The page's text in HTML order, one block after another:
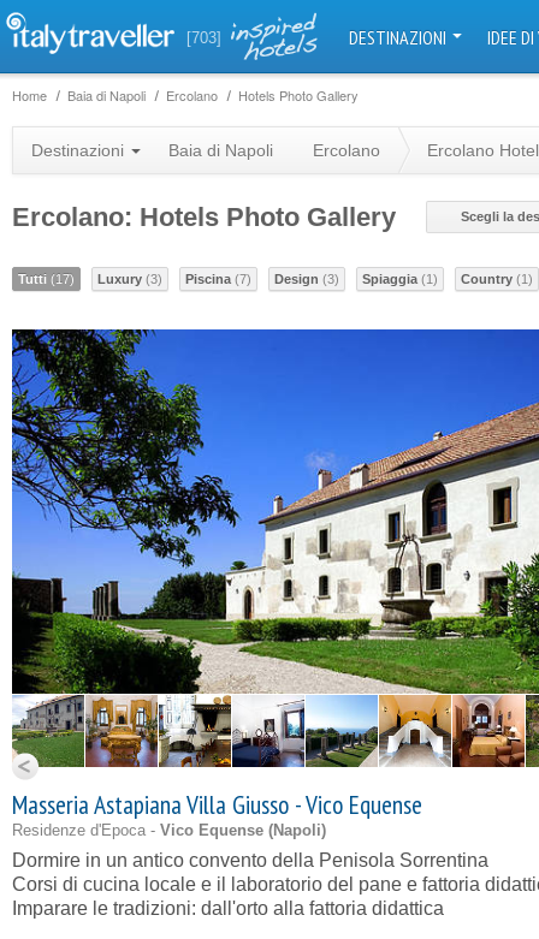
[703] DESTINAZIONI IDEE
Home Baia di Napoli Ercolano Hotels Photo Gallery
Destinazioni Baia di Napoli Ercolano Ercolano
Ercolano: Hotels Photo Gallery Scegli la
Tutti (17) Luxury (3) Piscina (7) Design (3) Spiaggia (1) Country (1)
Masseria Astapiana Villa Giusso - Vico Equense
Residenze d'Epoca - Vico Equense (Napoli)
Dormire in un antico convento della Penisola Sorrentina
Corsi di cucina locale e il laboratorio del pane e fattoria
Imparare le tradizioni: dall'orto alla fattoria didattica